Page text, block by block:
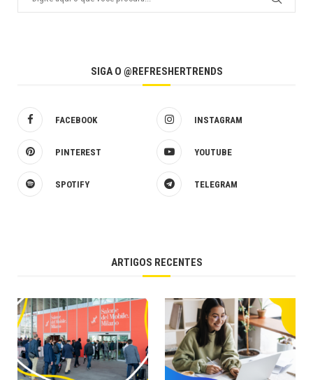
SIGA O @REFRESHERTRENDS
FACEBOOK INSTAGRAM
PINTEREST YOUTUBE
SPOTIFY TELEGRAM
ARTIGOS RECENTES